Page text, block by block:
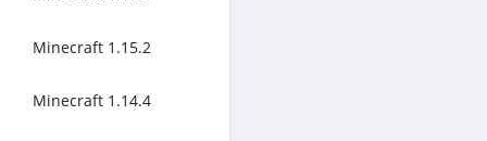
Minecraft 1.15.2
Minecraft 1.14.4